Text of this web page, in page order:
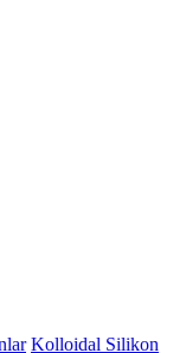
Kolloidal Silikon